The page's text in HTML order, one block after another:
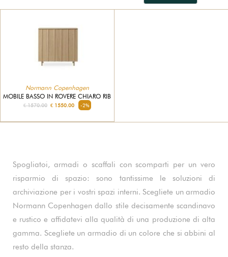
Normann Copenhagen
MOBILE BASSO IN ROVERE CHIARO RIB
€ 1570.00€ 1550.00 -2%
Spogliatoi, armadi o scaffali con scomparti per un vero
risparmio di spazio: sono tantissime le soluzioni di
archiviazione per i vostri spazi interni. Scegliete un armadio
Normann Copenhagen dallo stile decisamente scandinavo
e rustico e affidatevi alla qualità di una produzione di alta
gamma. Scegliete un armadio di un colore che si abbini al
resto della stanza.